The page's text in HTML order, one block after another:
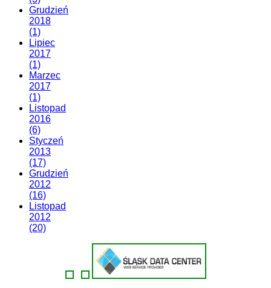
Grudzień
2018
(1)
Lipiec
2017
(1)
Marzec
2017
(1)
Listopad
2016
(6)
Styczeń
2013
(17)
Grudzień
2012
(16)
Listopad
2012
(20)